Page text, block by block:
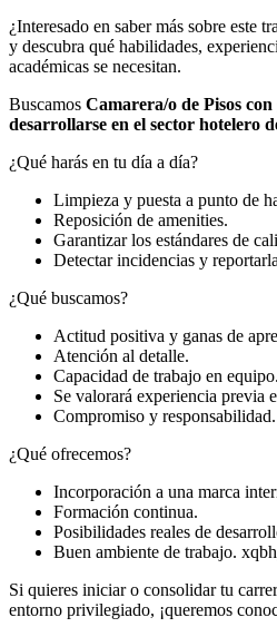
¿Interesado en saber más sobre este
y descubra qué habilidades,
académicas se necesitan.
Buscamos Camarera/o de Pisos
desarrollarse en el sector hotelero
¿Qué harás en tu día a día?
Limpieza y puesta a punto de
Reposición de amenities.
Garantizar los estándares de
Detectar incidencias y
¿Qué buscamos?
Actitud positiva y ganas de
Atención al detalle.
Capacidad de trabajo en equipo.
Se valorará experiencia previa
Compromiso y responsabilidad.
¿Qué ofrecemos?
Incorporación a una marca
Formación continua.
Posibilidades reales de
Buen ambiente de trabajo.
Si quieres iniciar o consolidar tu
entorno privilegiado, ¡queremos